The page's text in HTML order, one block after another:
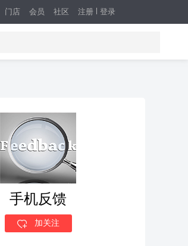
注册 登录
门店 会员 社区
手机反馈
加关注